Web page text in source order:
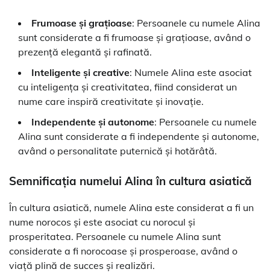
Frumoase și grațioase: Persoanele cu numele Alina
sunt considerate a fi frumoase și grațioase, având o
prezență elegantă și rafinată.
Inteligente și creative: Numele Alina este asociat
cu inteligența și creativitatea, fiind considerat un
nume care inspiră creativitate și inovație.
Independente și autonome: Persoanele cu numele
Alina sunt considerate a fi independente și autonome,
având o personalitate puternică și hotărâtă.
Semnificația numelui Alina în cultura asiatică
În cultura asiatică, numele Alina este considerat a fi un
nume norocos și este asociat cu norocul și
prosperitatea. Persoanele cu numele Alina sunt
considerate a fi norocoase și prosperoase, având o
viață plină de succes și realizări.